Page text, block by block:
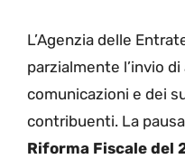
L’Agenzia delle
parzialmente l’invio
comunicazioni e dei
contribuenti. La
Riforma Fiscale del